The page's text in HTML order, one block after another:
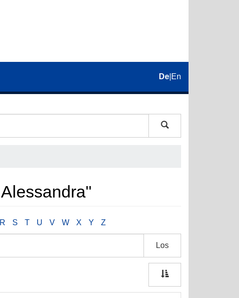
De En
R S T U V W X Y Z
Los